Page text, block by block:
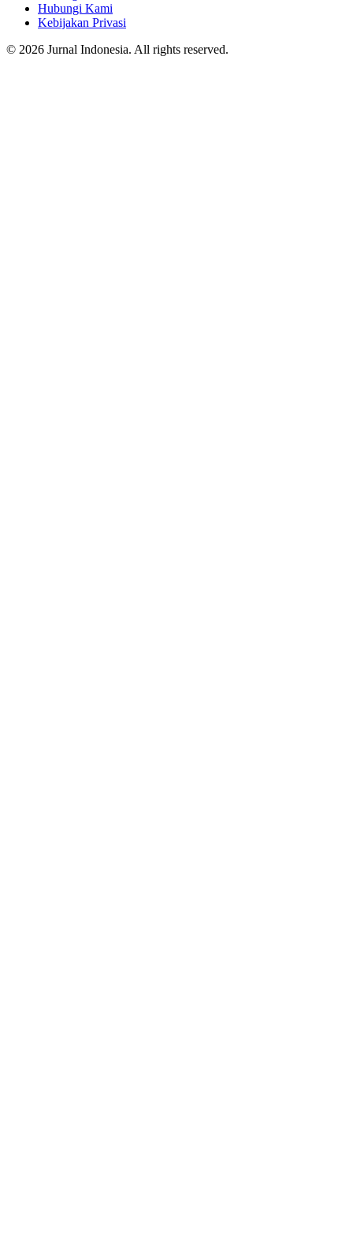
Hubungi Kami
Kebijakan Privasi
© 2026 Jurnal Indonesia. All rights reserved.